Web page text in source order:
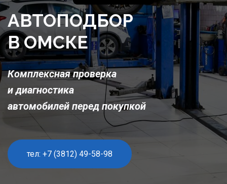
АВТОПОДБОР
В ОМСКЕ
Комплексная проверка
и диагностика
автомобилей перед покупкой
тел: +7 (3812) 49-58-98